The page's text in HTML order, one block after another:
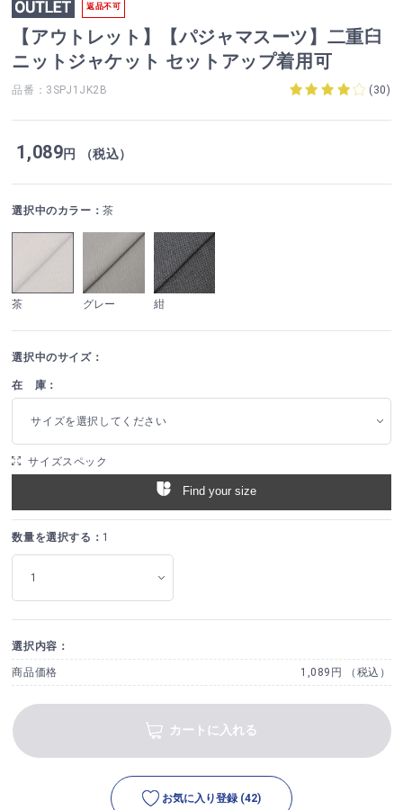
返品不可
【アウトレット】【パジャマスーツ】二重臼
ニットジャケット セットアップ着用可
品番：3SPJ1JK2B (30)
1,089円 （税込）
選択中のカラー：茶
茶 グレー 紺
選択中のサイズ：
在 庫：
サイズを選択してください
サイズスペック
Find your size
数量を選択する： 1
選択内容：
商品価格 1,089円 （税込）
カートに入れる
お気に入り登録 (42)